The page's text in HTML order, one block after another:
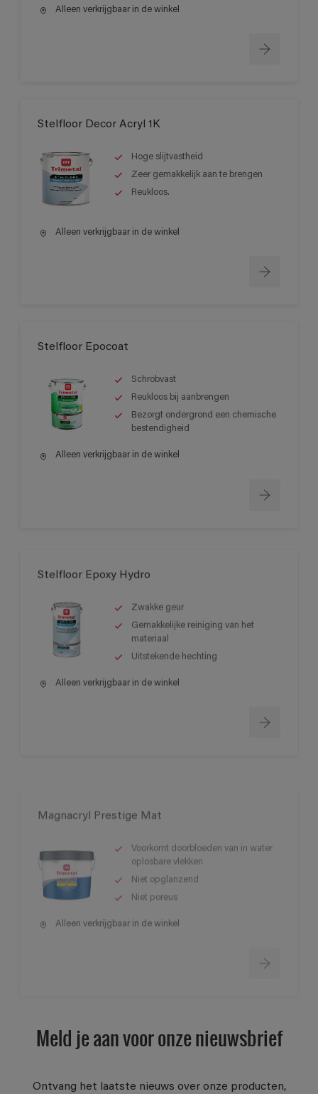
Alleen verkrijgbaar in de winkel
Stelfloor Decor Acryl 1K
Hoge slijtvastheid
Zeer gemakkelijk aan te brengen
Reukloos.
Alleen verkrijgbaar in de winkel
Stelfloor Epocoat
Schrobvast
Reukloos bij aanbrengen
Bezorgt ondergrond een chemische
bestendigheid
Alleen verkrijgbaar in de winkel
Stelfloor Epoxy Hydro
Zwakke geur
Gemakkelijke reiniging van het
materiaal
Uitstekende hechting
Alleen verkrijgbaar in de winkel
Niet opglanzend
Niet poreus
Alleen verkrijgbaar in de winkel
Meld je aan voor onze nieuwsbrief
Ontvang het laatste nieuws over onze producten,